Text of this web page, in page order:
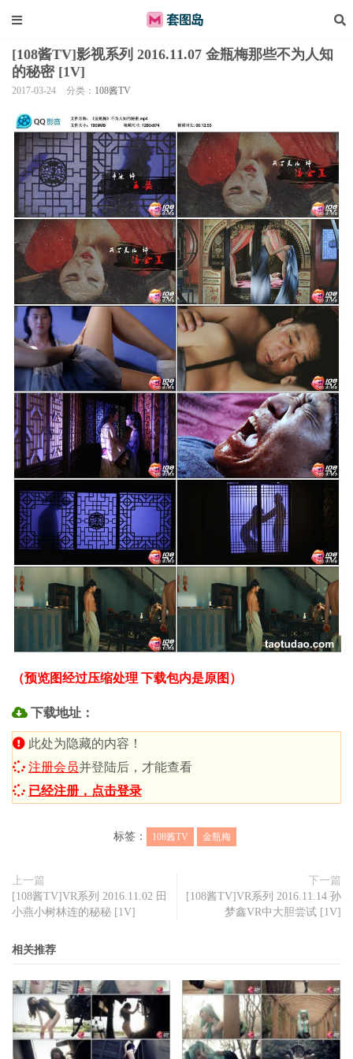
[108酱TV]影视系列 2016.11.07 金瓶梅那些不为人知
的秘密 [1V]
2017-03-24 分类： 108酱TV
（预览图经过压缩处理 下载包内是原图）
下载地址：
此处为隐藏的内容！
注册会员并登陆后，才能查看
已经注册，点击登录
标签： 108酱TV 金瓶梅
上一篇
[108酱TV]VR系列 2016.11.02 田
小燕小树林连的秘秘 [1V]
下一篇
[108酱TV]VR系列 2016.11.14 孙
梦鑫VR中大胆尝试 [1V]
相关推荐